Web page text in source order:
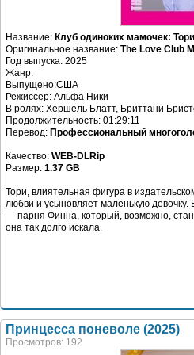
Название: Клуб одиноких мамочек: Тори
Оригинальное название: The Love Club
Год выпуска: 2025
Жанр:
Выпущено:США
Режиссер: Альфа Ники
В ролях: Хершель Блатт, Бриттани
Продолжительность: 01:29:11
Перевод: Профессиональный
Качество: WEB-DLRip
Размер: 1.37 GB
Тори, влиятельная фигура в
любви и усыновляет маленькую
— парня Финна, который, возможно,
она так долго искала.
Принцесса поневоле (2025)
Просмотров: 192